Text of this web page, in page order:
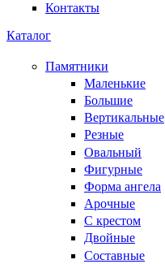
Контакты
Каталог
Памятники
Маленькие
Большие
Вертикальные
Резные
Овальный
Фигурные
Форма ангела
Арочные
С крестом
Двойные
Составные